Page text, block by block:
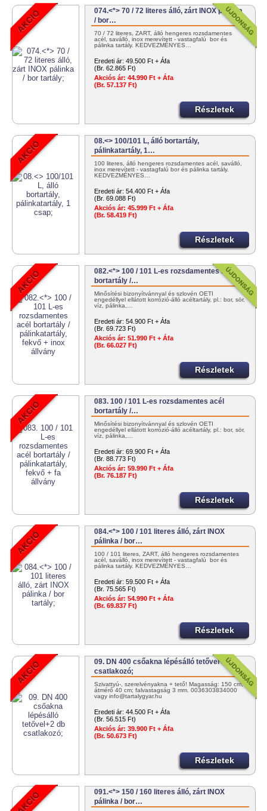
074.<*> 70 / 72 literes álló, zárt INOX pálinka
/ bor…
70 / 72 literes, ZÁRT, álló hengeres rozsdamentes
acél, saválló, inox merevített - vastagfalú bor és
pálinka tartály. KEDVEZMÉNYES…
Eredeti ár: 49.500 Ft + Áfa
(Br. 62.865 Ft)
Akciós ár: 44.990 Ft + Áfa
(Br. 57.137 Ft)
Részletek
08.<> 100/101 L, álló bortartály,
pálinkatartály, 1…
100 literes, álló hengeres rozsdamentes acél, saválló,
inox merevített - vastagfalú bor és pálinka tartály.
KEDVEZMÉNYES…
Eredeti ár: 54.400 Ft + Áfa
(Br. 69.088 Ft)
Akciós ár: 45.999 Ft + Áfa
(Br. 58.419 Ft)
Részletek
082.<*> 100 / 101 L-es rozsdamentes acél
bortartály /…
Minősítési bizonyítvánnyal és szlovén OÉTI
engedéllyel ellátott korrózió-álló acéltartály, pl.: bor, sör,
víz, pálinka,…
Eredeti ár: 54.900 Ft + Áfa
(Br. 69.723 Ft)
Akciós ár: 51.990 Ft + Áfa
(Br. 66.027 Ft)
Részletek
083. 100 / 101 L-es rozsdamentes acél
bortartály /…
Minősítési bizonyítvánnyal és szlovén OÉTI
engedéllyel ellátott korrózió-álló acéltartály, pl.: bor, sör,
víz, pálinka,…
Eredeti ár: 69.900 Ft + Áfa
(Br. 88.773 Ft)
Akciós ár: 59.990 Ft + Áfa
(Br. 76.187 Ft)
Részletek
084.<*> 100 / 101 literes álló, zárt INOX
pálinka / bor…
100 / 101 literes, ZÁRT, álló hengeres rozsdamentes
acél, saválló, inox merevített - vastagfalú bor és
pálinka tartály. KEDVEZMÉNYES…
Eredeti ár: 59.500 Ft + Áfa
(Br. 75.565 Ft)
Akciós ár: 54.990 Ft + Áfa
(Br. 69.837 Ft)
Részletek
09. DN 400 csőakna lépésálló tetővel+2 db
csatlakozó;
Szivattyú-, szerelvényakna + tető! Magasság: 150 cm;
átmérő 40 cm; falvastagság 3 mm. 0036303834000
vagy info@tartalygyar.hu
Eredeti ár: 44.500 Ft + Áfa
(Br. 56.515 Ft)
Akciós ár: 39.900 Ft + Áfa
(Br. 50.673 Ft)
Részletek
091.<*> 150 / 160 literes álló, zárt INOX
pálinka / bor…